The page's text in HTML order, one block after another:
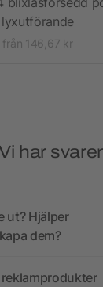
lyxutförande
från 146,67 kr
har
ut? Hjälper
dem?